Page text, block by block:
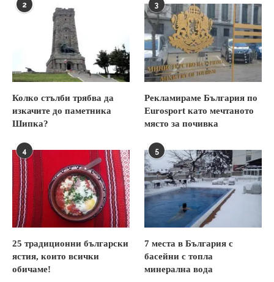
2
Колко стълби трябва да
изкачите до паметника
Шипка?
3
Рекламираме България по
Eurosport като мечтаното
място за почивка
4
25 традиционни български
ястия, които всички
обичаме!
5
7 места в България с
басейни с топла
минерална вода